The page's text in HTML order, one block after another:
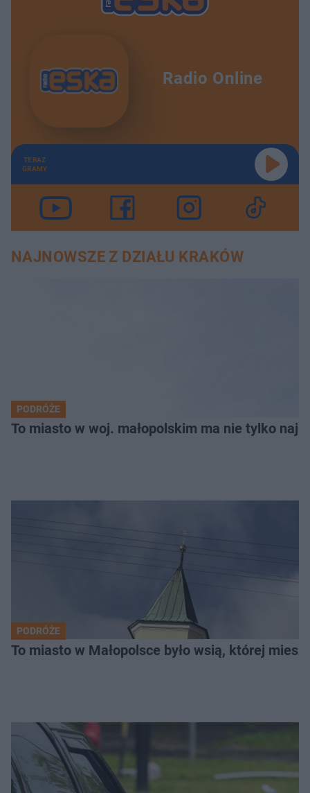
Radio Online
TERAZ
GRAMY
NAJNOWSZE Z DZIAŁU KRAKÓW
PODRÓŻE
To miasto w woj. małopolskim ma nie tylko
PODRÓŻE
To miasto w Małopolsce było wsią, której